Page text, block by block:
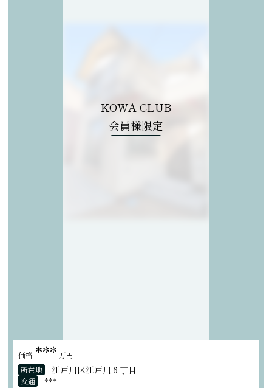
KOWA CLUB
会員様限定
価格 *** 万円
所在地
江戸川区江戸川６丁目
交通
***